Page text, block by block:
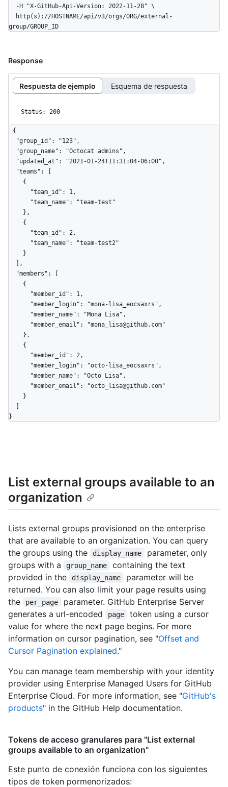
group/GROUP_ID
Response
Respuesta de ejemplo Esquema de respuesta
Status: 200
{
}
List external groups available to an
organization
Lists external groups provisioned on the enterprise
that are available to an organization. You can query
the groups using the
display_name
parameter, only
groups with a
group_name
containing the text
provided in the
display_name
parameter will be
returned. You can also limit your page results using
the
per_page
parameter. GitHub Enterprise Server
generates a url-encoded
page
token using a cursor
value for where the next page begins. For more
information on cursor pagination, see "Offset and
Cursor Pagination explained."
You can manage team membership with your identity
provider using Enterprise Managed Users for GitHub
Enterprise Cloud. For more information, see "GitHub's
products" in the GitHub Help documentation.
Tokens de acceso granulares para "List external
groups available to an organization"
Este punto de conexión funciona con los siguientes
tipos de token pormenorizados: